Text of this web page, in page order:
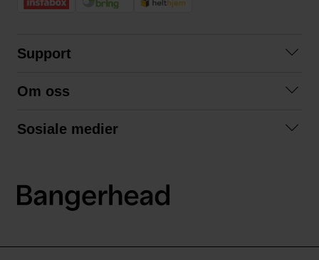
Support
Kjøpsvilkår
Om oss
Sosiale medier
LinkedIn